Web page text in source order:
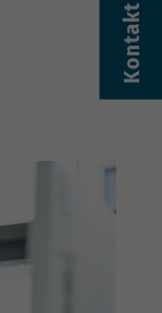
Kontakt